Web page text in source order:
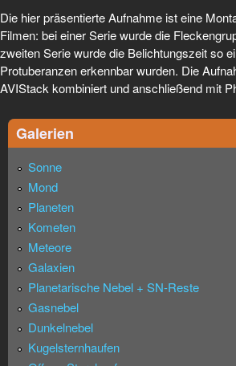
Die hier präsentierte Aufnahme ist eine
Filmen: bei einer Serie wurde die
zweiten Serie wurde die Belichtungszeit so
Protuberanzen erkennbar wurden. Die
AVIStack kombiniert und anschließend mit
Galerien
Sonne
Mond
Planeten
Kometen
Meteore
Galaxien
Planetarische Nebel + SN-Reste
Gasnebel
Dunkelnebel
Kugelsternhaufen